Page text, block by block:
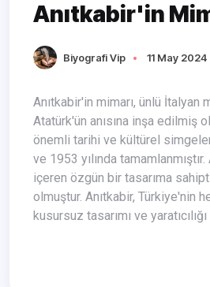
Anıtkabir'in
Biyografi Vip 11 May
Anıtkabir'in mimarı, ünlü İtalyan mimar ve heykeltıraş Pietro Belluschi'dir. Anıtkabir, Türkiye Cumhuriyeti'nin kurucusu Mustafa Kemal
Atatürk'ün anısına inşa edilmiş
önemli tarihi ve kültürel
ve 1953 yılında
içeren özgün bir tasarıma
olmuştur. Anıtkabir, Türkiye'nin
kusursuz tasarımı ve